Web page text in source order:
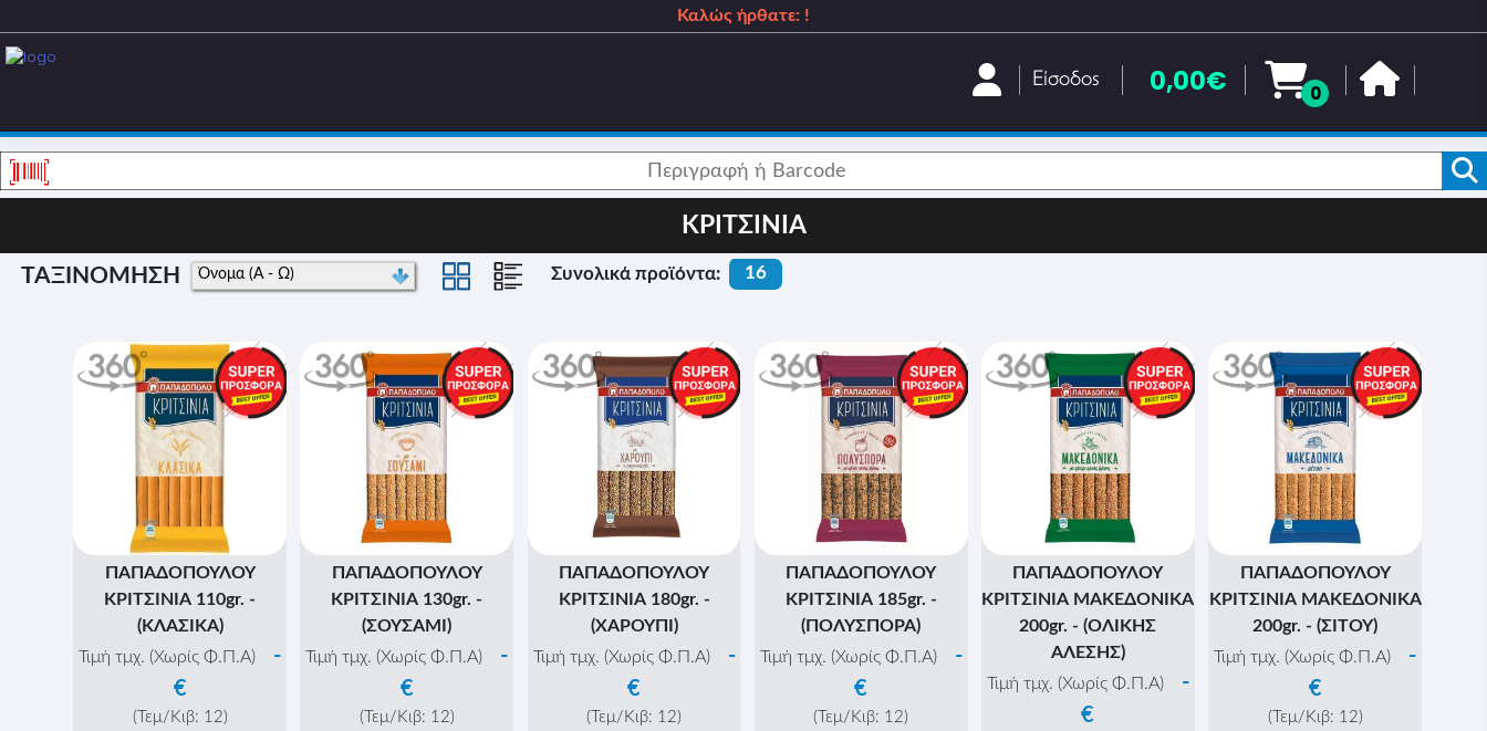
Καλώς ήρθατε: !
Είσοδος 0,00€ 0
ΚΡΙΤΣΙΝΙΑ
ΤΑΞΙΝΟΜΗΣΗ Συνολικά προϊόντα: 16
ΠΑΠΑΔΟΠΟΥΛΟΥ
ΚΡΙΤΣΙΝΙΑ 110gr. -
(ΚΛΑΣΙΚΑ)
Τιμή τμχ. (Χωρίς Φ.Π.Α)
-
€
(Τεμ/Κιβ: 12)
ΠΑΠΑΔΟΠΟΥΛΟΥ
ΚΡΙΤΣΙΝΙΑ 130gr. -
(ΣΟΥΣΑΜΙ)
Τιμή τμχ. (Χωρίς Φ.Π.Α)
-
€
(Τεμ/Κιβ: 12)
ΠΑΠΑΔΟΠΟΥΛΟΥ
ΚΡΙΤΣΙΝΙΑ 180gr. -
(ΧΑΡΟΥΠΙ)
Τιμή τμχ. (Χωρίς Φ.Π.Α)
-
€
(Τεμ/Κιβ: 12)
ΠΑΠΑΔΟΠΟΥΛΟΥ
ΚΡΙΤΣΙΝΙΑ 185gr. -
(ΠΟΛΥΣΠΟΡΑ)
Τιμή τμχ. (Χωρίς Φ.Π.Α)
-
€
(Τεμ/Κιβ: 12)
ΠΑΠΑΔΟΠΟΥΛΟΥ
ΚΡΙΤΣΙΝΙΑ ΜΑΚΕΔΟΝΙΚΑ
200gr. - (ΟΛΙΚΗΣ
ΑΛΕΣΗΣ)
Τιμή τμχ. (Χωρίς Φ.Π.Α)
-
€
ΠΑΠΑΔΟΠΟΥΛΟΥ
ΚΡΙΤΣΙΝΙΑ ΜΑΚΕΔΟΝΙΚΑ
200gr. - (ΣΙΤΟΥ)
Τιμή τμχ. (Χωρίς Φ.Π.Α)
-
€
(Τεμ/Κιβ: 12)